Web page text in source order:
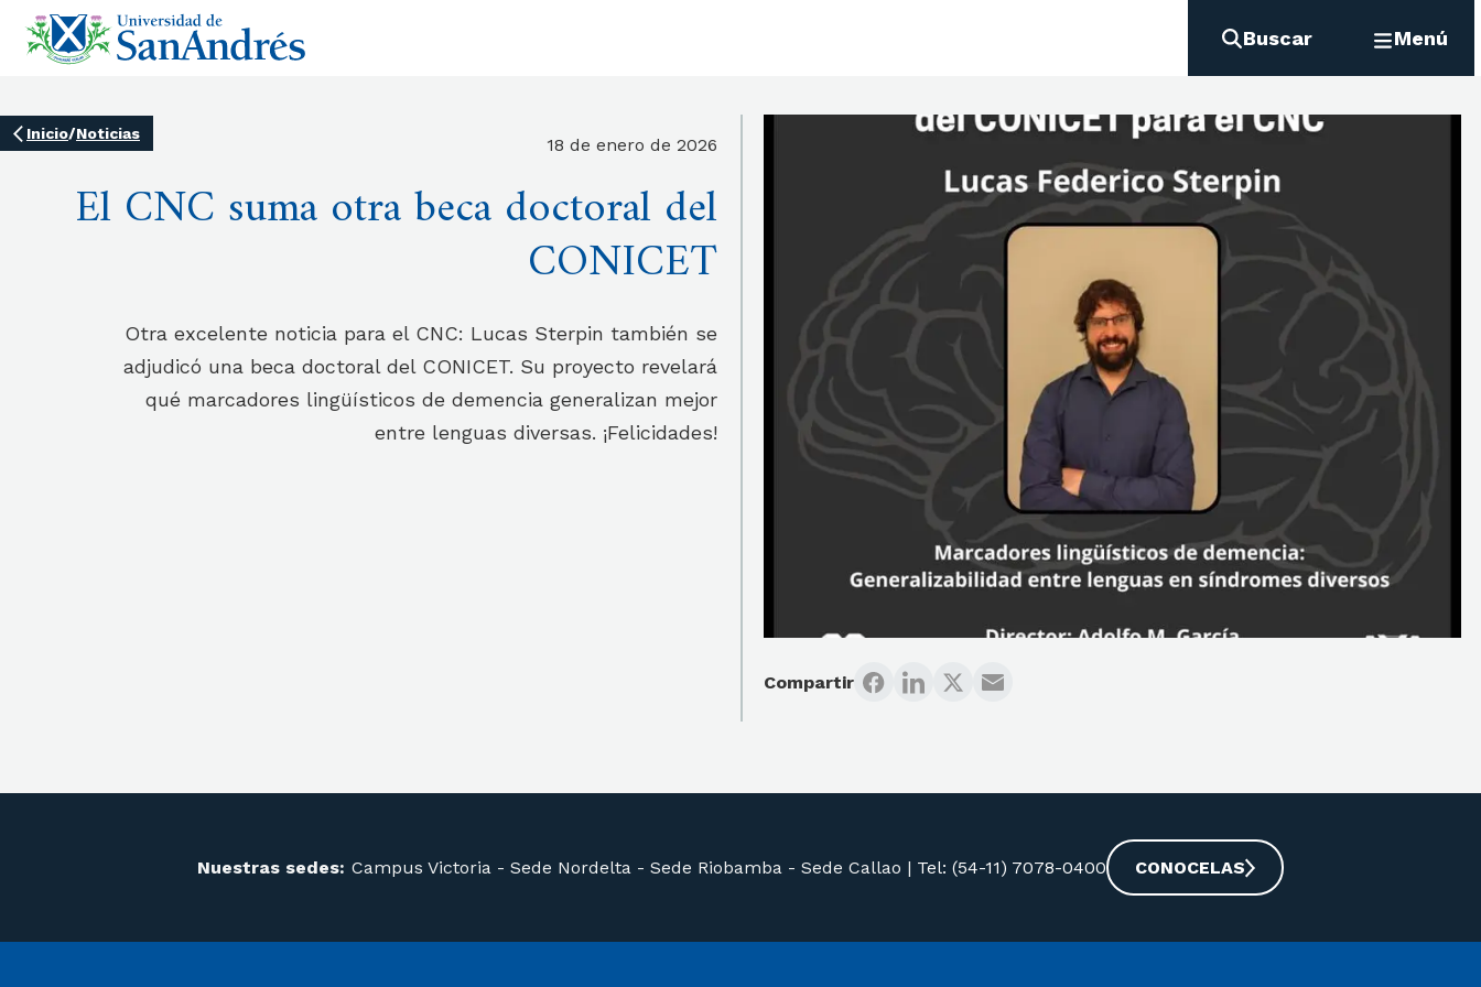
Buscar Menú
Inicio/Noticias
18 de enero de 2026
El CNC suma otra beca doctoral del
CONICET
Otra excelente noticia para el CNC: Lucas Sterpin también se
adjudicó una beca doctoral del CONICET. Su proyecto revelará
qué marcadores lingüísticos de demencia generalizan mejor
entre lenguas diversas. ¡Felicidades!
Compartir
Nuestras sedes: Campus Victoria - Sede Nordelta - Sede Riobamba - Sede Callao | Tel: (54-11) 7078-0400 CONOCELAS